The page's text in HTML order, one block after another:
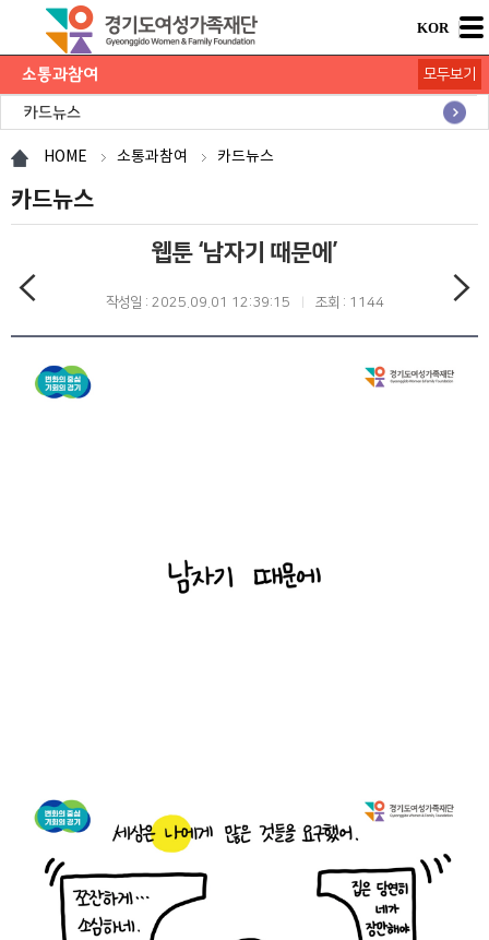
KOR
소통과참여
공지사항
채용공고
모집/행사
카드뉴스
언론보도
도민의 의견
재단 간행물
모두보기
HOME 소통과참여 카드뉴스
카드뉴스
웹툰 ‘남자기 때문에’
작성일 : 2025.09.01 12:39:15 조회 : 1144